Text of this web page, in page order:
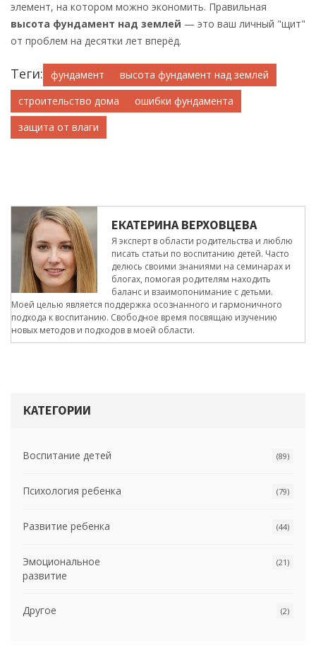
элемент, на котором можно экономить. Правильная
высота фундамент над землей — это ваш личный "щит"
от проблем на десятки лет вперёд.
Теги: фундамент
высота фундамент над землей
строительство дома
ошибки фундамента
защита от влаги
ЕКАТЕРИНА ВЕРХОВЦЕВА
Я эксперт в области родительства и люблю
писать статьи по воспитанию детей. Часто
делюсь своими знаниями на семинарах и
блогах, помогая родителям находить
баланс и взаимопонимание с детьми.
Моей целью является поддержка осознанного и гармоничного
подхода к воспитанию. Свободное время посвящаю изучению
новых методов и подходов в моей области.
КАТЕГОРИИ
Воспитание детей (89)
Психология ребенка (79)
Развитие ребенка (44)
Эмоциональное
развитие
(21)
Другое (2)